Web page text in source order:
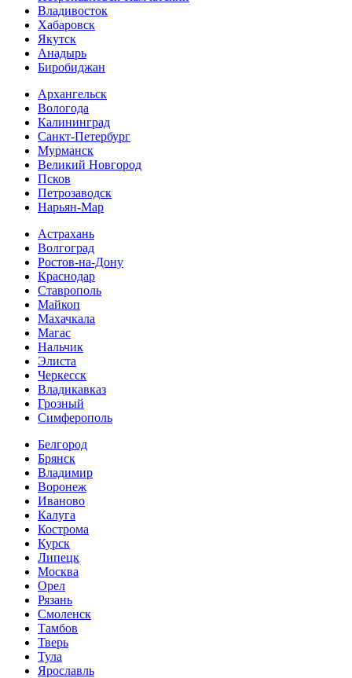
Владивосток
Хабаровск
Якутск
Анадырь
Биробиджан
Архангельск
Вологода
Калининград
Санкт-Петербург
Мурманск
Великий Новгород
Псков
Петрозаводск
Нарьян-Мар
Астрахань
Волгоград
Ростов-на-Дону
Краснодар
Ставрополь
Майкоп
Махачкала
Магас
Нальчик
Элиста
Черкесск
Владикавказ
Грозный
Симферополь
Белгород
Брянск
Владимир
Воронеж
Иваново
Калуга
Кострома
Курск
Липецк
Москва
Орел
Рязань
Смоленск
Тамбов
Тверь
Тула
Ярославль